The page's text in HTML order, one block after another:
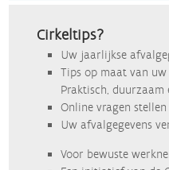
Cirkeltips?
Uw jaarlijkse
Tips op maat van
Praktisch, duurzaam
Online vragen
Uw afvalgegevens
Voor bewuste